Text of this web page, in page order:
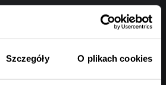
Szczegóły O plikach cookies